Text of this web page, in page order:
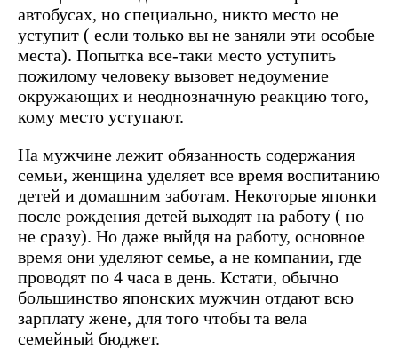
автобусах, но специально, никто место не
уступит ( если только вы не заняли эти особые
места). Попытка все-таки место уступить
пожилому человеку вызовет недоумение
окружающих и неоднозначную реакцию того,
кому место уступают.
На мужчине лежит обязанность содержания
семьи, женщина уделяет все время воспитанию
детей и домашним заботам. Некоторые японки
после рождения детей выходят на работу ( но
не сразу). Но даже выйдя на работу, основное
время они уделяют семье, а не компании, где
проводят по 4 часа в день. Кстати, обычно
большинство японских мужчин отдают всю
зарплату жене, для того чтобы та вела
семейный бюджет.